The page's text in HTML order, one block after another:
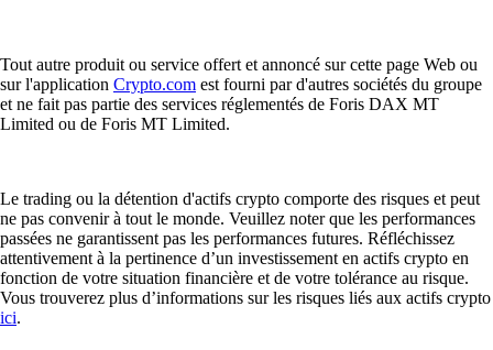
Tout autre produit ou service offert et annoncé sur cette page Web ou
sur l'application Crypto.com est fourni par d'autres sociétés du groupe
et ne fait pas partie des services réglementés de Foris DAX MT
Limited ou de Foris MT Limited.
Le trading ou la détention d'actifs crypto comporte des risques et peut
ne pas convenir à tout le monde. Veuillez noter que les performances
passées ne garantissent pas les performances futures. Réfléchissez
attentivement à la pertinence d’un investissement en actifs crypto en
fonction de votre situation financière et de votre tolérance au risque.
Vous trouverez plus d’informations sur les risques liés aux actifs crypto
ici.